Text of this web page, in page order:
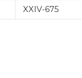
XXIV-675